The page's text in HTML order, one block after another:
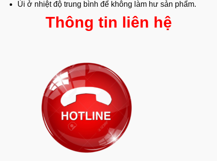
Ủi ở nhiệt độ trung bình để không làm hư sản phẩm.
Thông tin liên hệ